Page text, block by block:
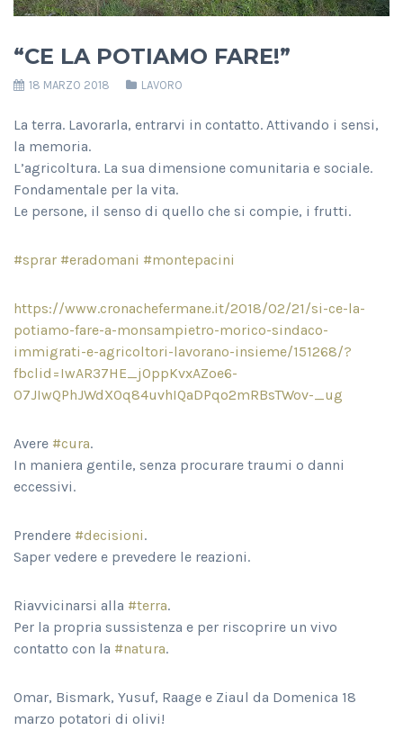
“CE LA POTIAMO FARE!”
18 MARZO 2018 LAVORO
La terra. Lavorarla, entrarvi in contatto. Attivando i sensi,
la memoria.
L’agricoltura. La sua dimensione comunitaria e sociale.
Fondamentale per la vita.
Le persone, il senso di quello che si compie, i frutti.
#sprar #eradomani #montepacini
https://www.cronachefermane.it/2018/02/21/si-ce-la-
potiamo-fare-a-monsampietro-morico-sindaco-
immigrati-e-agricoltori-lavorano-insieme/151268/?
fbclid=IwAR37HE_jOppKvxAZoe6-
07JIwQPhJWdX0q84uvhIQaDPqo2mRBsTWov-_ug
Avere #cura.
In maniera gentile, senza procurare traumi o danni
eccessivi.
Prendere #decisioni.
Saper vedere e prevedere le reazioni.
Riavvicinarsi alla #terra.
Per la propria sussistenza e per riscoprire un vivo
contatto con la #natura.
Omar, Bismark, Yusuf, Raage e Ziaul da Domenica 18
marzo potatori di olivi!